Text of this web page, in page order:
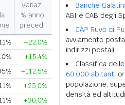
Variaz.
% anno
preced.
+22,0%
+15,4%
+112,5%
+25,0%
+30,0%
Banche
ABI e CAB degli
CAP Ruvo di
avviamento
indirizzi postali.
Classifica delle
60.000 abitanti
popolazione,
densità ed